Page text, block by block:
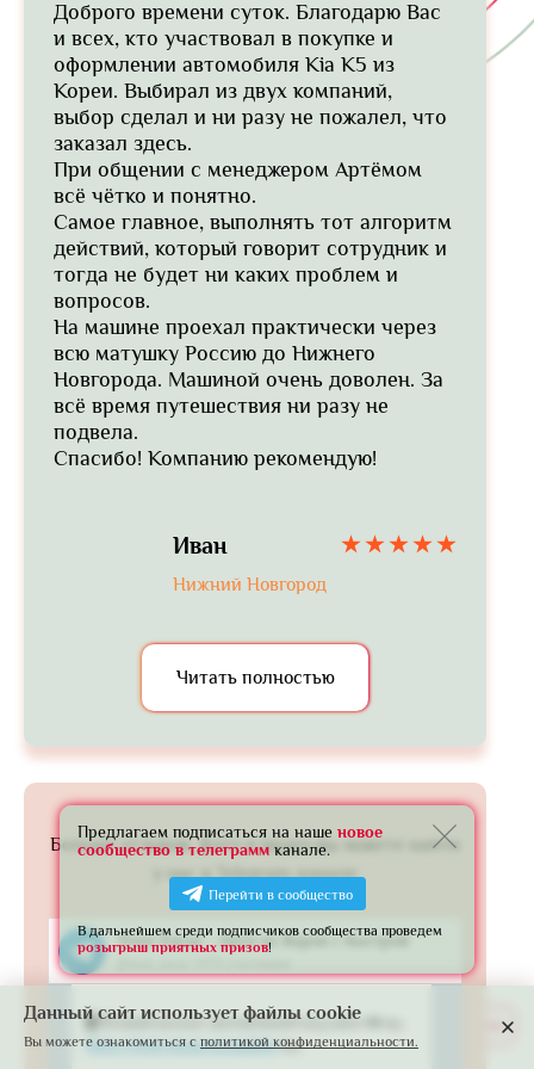
Доброго времени суток. Благодарю Вас
и всех, кто участвовал в покупке и
оформлении автомобиля Kia K5 из
Кореи. Выбирал из двух компаний,
выбор сделал и ни разу не пожалел, что
заказал здесь.
При общении с менеджером Артёмом
всё чётко и понятно.
Самое главное, выполнять тот алгоритм
действий, который говорит сотрудник и
тогда не будет ни каких проблем и
вопросов.
На машине проехал практически через
всю матушку Россию до Нижнего
Новгорода. Машиной очень доволен. За
всё время путешествия ни разу не
подвела.
Спасибо! Компанию рекомендую!
Иван
Нижний Новгород
Читать полностью
Больше отзывов, фото и видео вы можете найти
у нас в Telegram-канале
Данный сайт использует файлы cookie
Вы можете ознакомиться с политикой конфиденциальности.
Предлагаем подписаться на наше новое
сообщество в телеграмм канале.
Перейти в сообщество
В дальнейшем среди подписчиков сообщества проведем
розыгрыш приятных призов!
Развернуть